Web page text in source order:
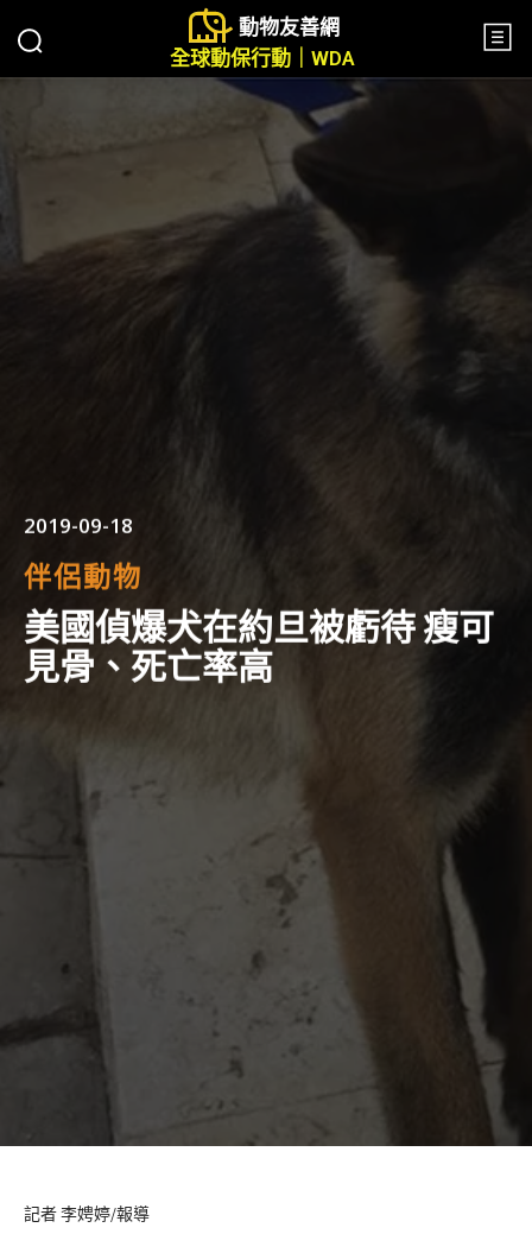
動物友善網
全球動保行動｜WDA
2019-09-18
伴侶動物
美國偵爆犬在約旦被虧待 瘦可
見骨、死亡率高
記者 李娉婷/報導